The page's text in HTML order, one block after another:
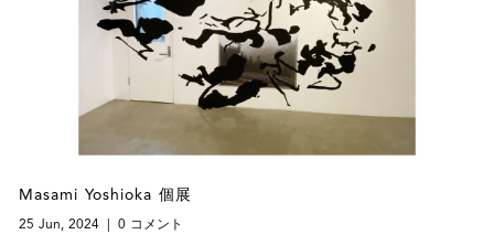
Masami Yoshioka 個展
25 Jun, 2024 0 コメント